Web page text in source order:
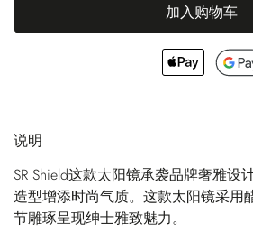
加入购物车
说明
SR Shield这款太阳镜承袭品牌奢雅设
造型增添时尚气质。这款太阳镜采用
节雕琢呈现绅士雅致魅力。